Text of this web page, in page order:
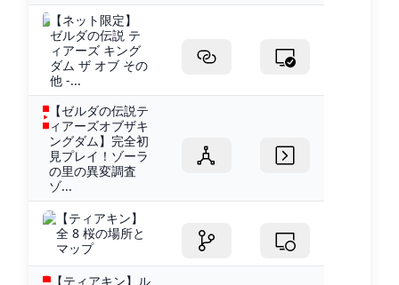
【ネット限定】
ゼルダの伝説 テ
ィアーズ キング
ダム ザ オブ その
他 -...
【ゼルダの伝説テ
ィアーズオブザキ
ングダム】完全初
見プレイ！ゾーラ
の里の異変調査
ゾ...
【ティアキン】
全 8 桜の場所と
マップ
【ティアキン】ル